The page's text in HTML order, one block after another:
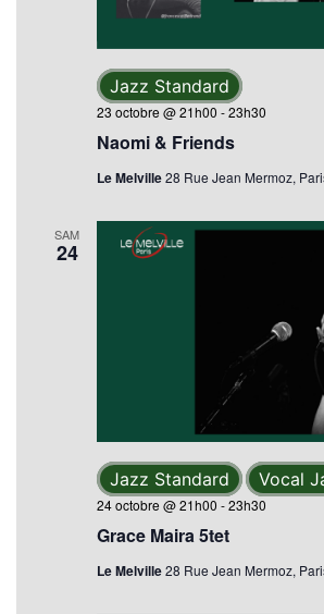
Naomi & Friends
23 octobre @ 21h00 -23h30
Jazz Standard
Le Melville28 Rue Jean Mermoz,
SAM
24
Grace Maira 5tet
24 octobre @ 21h00 -23h30
Jazz Standard Vocal
Le Melville28 Rue Jean Mermoz,